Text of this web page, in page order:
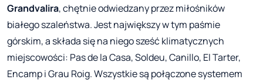
Grandvalira, chętnie odwiedzany przez miłośników
białego szaleństwa. Jest największy w tym paśmie
górskim, a składa się na niego sześć klimatycznych
miejscowości: Pas de la Casa, Soldeu, Canillo, El Tarter,
Encamp i Grau Roig. Wszystkie są połączone systemem